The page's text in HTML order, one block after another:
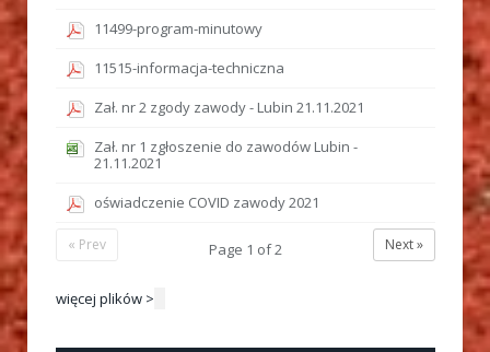
11499-program-minutowy
11515-informacja-techniczna
Zał. nr 2 zgody zawody - Lubin 21.11.2021
Zał. nr 1 zgłoszenie do zawodów Lubin -
21.11.2021
oświadczenie COVID zawody 2021
Next »
Page 1 of2
« Prev
więcej plików >